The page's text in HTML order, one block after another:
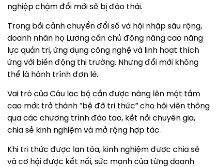
nghiệp chậm đổi mới sẽ bị đào thải.
Trong bối cảnh chuyển đổi số và hội nhập sâu rộng,
doanh nhân họ Lương cần chủ động nâng cao năng
lực quản trị, ứng dụng công nghệ và linh hoạt thích
ứng với biến động thị trường. Nhưng đổi mới không
thể là hành trình đơn lẻ.
Vai trò của Câu lạc bộ cần được nâng lên một tầm
cao mới: trở thành “bệ đỡ tri thức” cho hội viên thông
qua các chương trình đào tạo, kết nối chuyên gia,
chia sẻ kinh nghiệm và mở rộng hợp tác.
Khi tri thức được lan tỏa, kinh nghiệm được chia sẻ
và cơ hội được kết nối, sức mạnh của từng doanh